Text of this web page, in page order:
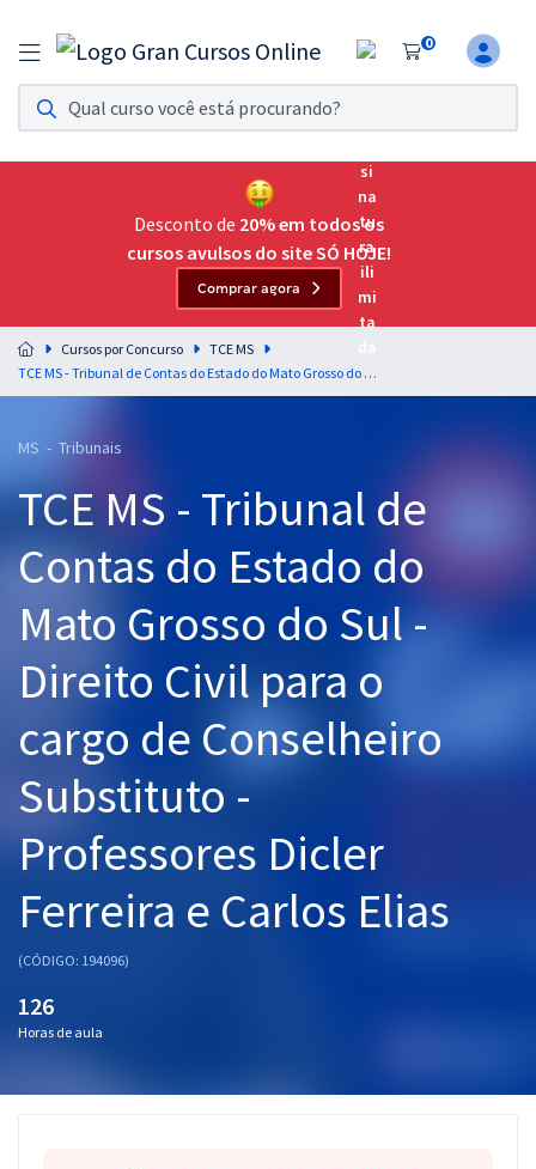
0
Assinatura Ilimitada 11
Acesso a todos os cursos. Teste grátis por 7 dias!
Assinatura OAB Até Passar
Acesso ilimitado a toda preparação para o Exame da
Residências Multiprofissionais
Preparação completa e intensiva para as principais
residências em saúde do Brasil
Cursos 20% OFF
Pós
Graduação
OAB
Questões grátis
Conteúdo gratuito
Aprovados
Desconto de 20% em todos os
cursos avulsos do site SÓ HOJE!
Comprar agora
Cursos por Concurso
TCE MS
TCE MS - Tribunal de Contas do Estado do Mato Grosso do Sul - Direito Civil para o cargo de Conselheiro Substituto - Professores Dicler Ferreira e Carlos Elias
MS - Tribunais
TCE MS - Tribunal de
Contas do Estado do
Mato Grosso do Sul -
Direito Civil para o
cargo de Conselheiro
Substituto -
Professores Dicler
Ferreira e Carlos Elias
(CÓDIGO: 194096)
126
Horas de aula